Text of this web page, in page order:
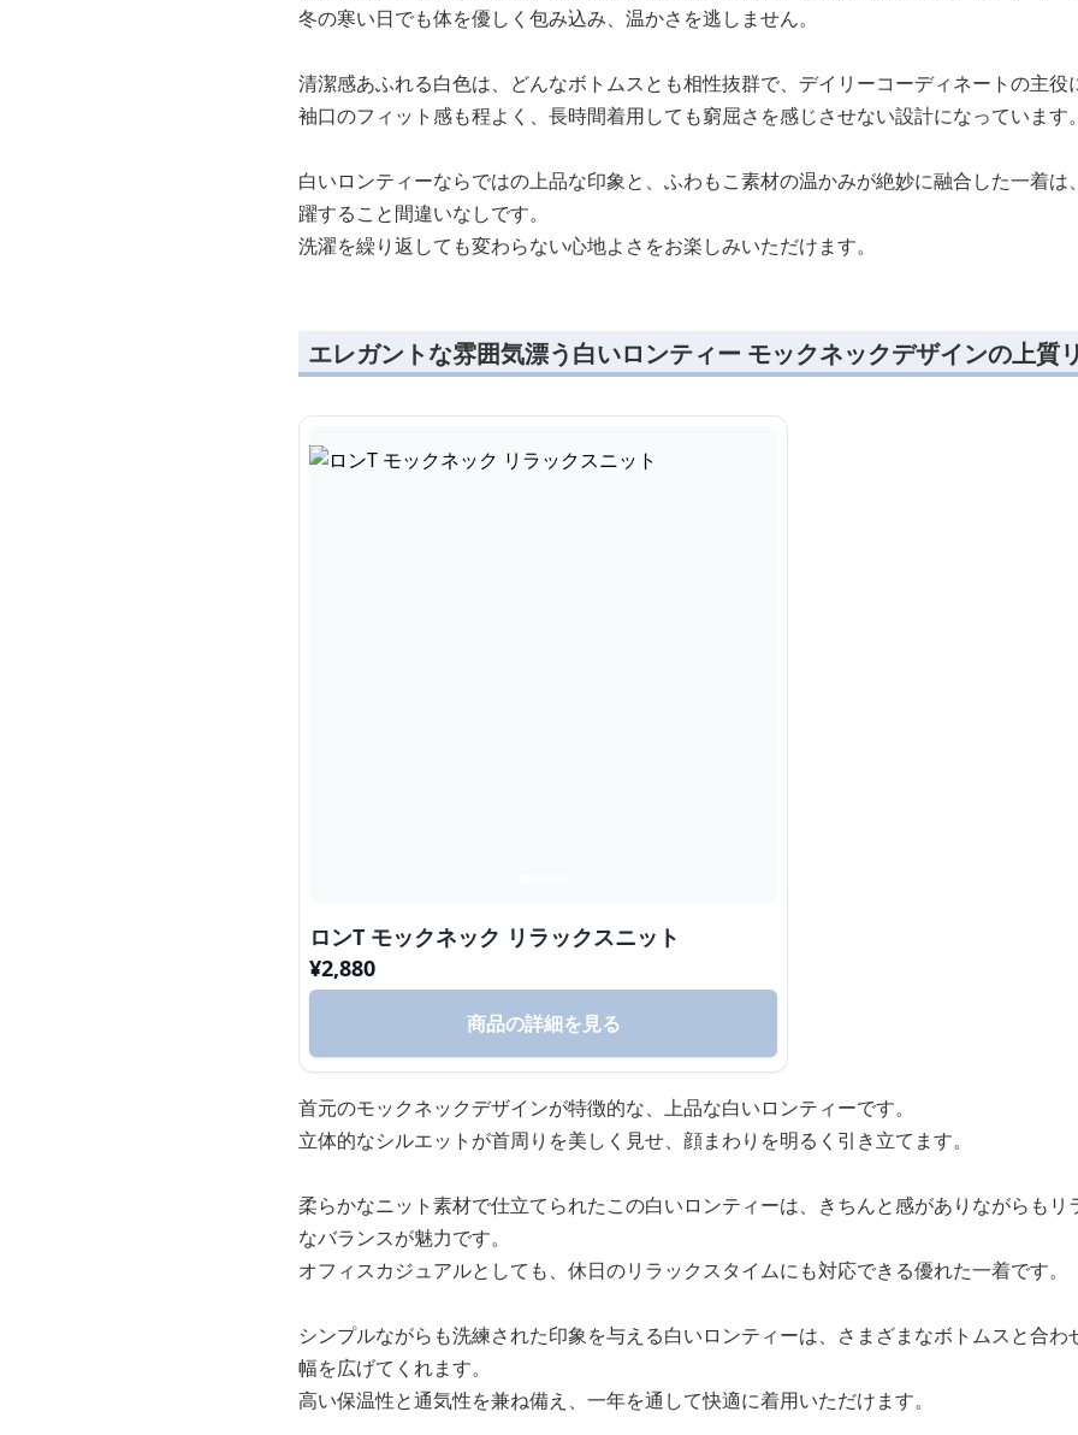
冬の寒い日でも体を優しく包み込み、温かさを逃しません。
清潔感あふれる白色は、どんなボトムスとも相性抜群で、デイリーコーディネートの主役
袖口のフィット感も程よく、長時間着用しても窮屈さを感じさせない設計になっています。
白いロンティーならではの上品な印象と、ふわもこ素材の温かみが絶妙に融合した一着
躍すること間違いなしです。
洗濯を繰り返しても変わらない心地よさをお楽しみいただけます。
エレガントな雰囲気漂う白いロンティー モックネックデザインの上質
ロンT モックネック リラックスニット
¥2,880
商品の詳細を見る
首元のモックネックデザインが特徴的な、上品な白いロンティーです。
立体的なシルエットが首周りを美しく見せ、顔まわりを明るく引き立てます。
柔らかなニット素材で仕立てられたこの白いロンティーは、きちんと感がありながらも
なバランスが魅力です。
オフィスカジュアルとしても、休日のリラックスタイムにも対応できる優れた一着です。
シンプルながらも洗練された印象を与える白いロンティーは、さまざまなボトムスと合
幅を広げてくれます。
高い保温性と通気性を兼ね備え、一年を通して快適に着用いただけます。